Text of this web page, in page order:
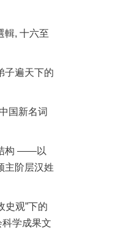
輯, 十六至
子遍天下的
国新名词
构 ——以
主阶层汉姓
史观”下的
学成果文